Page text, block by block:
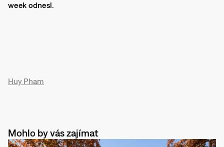
week odnesl.
Huy Pham
Mohlo by vás zajímat